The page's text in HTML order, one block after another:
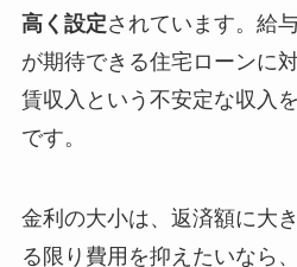
高く設定されています。給
が期待できる住宅ローンに
賃収入という不安定な収入
です。
金利の大小は、返済額に大
る限り費用を抑えたいなら